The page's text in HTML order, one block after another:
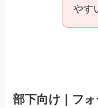
やす
部下向け｜フ